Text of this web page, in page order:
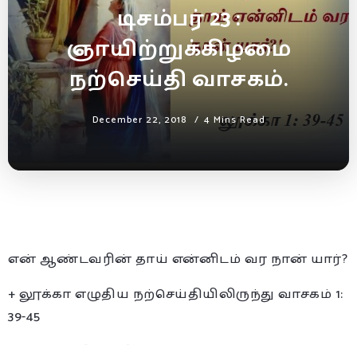
டிசம்பர் 23 :
ஞாயிற்றுக்கிழமை
நற்செய்தி வாசகம்.
December 22, 2018 4 Mins Read
என் ஆண்டவரின் தாய் என்னிடம் வர நான் யார்?
+ லூக்கா எழுதிய நற்செய்தியிலிருந்து வாசகம் 1:
39-45